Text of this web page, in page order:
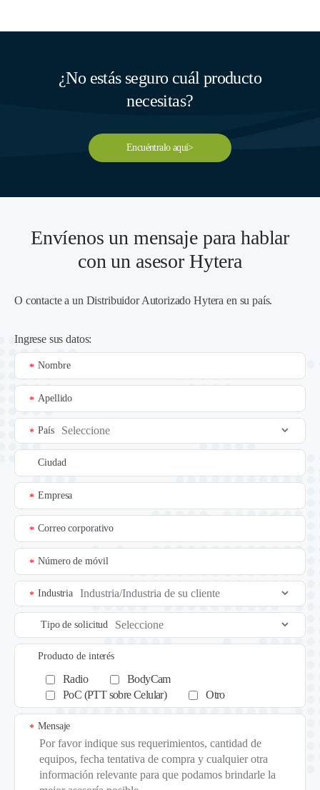
¿No estás seguro cuál producto
necesitas?
Encuéntralo aquí>
Envíenos un mensaje para hablar
con un asesor Hytera
O contacte a un Distribuidor Autorizado Hytera en su país.
Ingrese sus datos:
Nombre
*
Apellido
*
País
*
Ciudad
Empresa
*
Correo corporativo
*
Número de móvil
*
Industria
*
Tipo de solicitud
Producto de interés
Radio
BodyCam
PoC (PTT sobre Celular)
Otro
Mensaje
*